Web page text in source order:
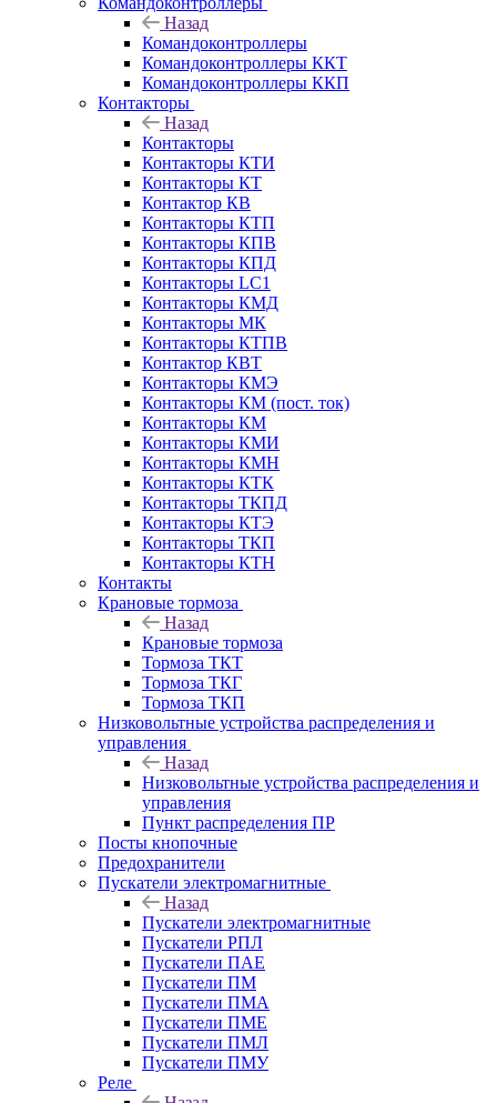
Назад
Командоконтроллеры
Командоконтроллеры ККТ
Командоконтроллеры ККП
Контакторы
Назад
Контакторы
Контакторы КТИ
Контакторы КТ
Контактор КВ
Контакторы КТП
Контакторы КПВ
Контакторы КПД
Контакторы LC1
Контакторы КМД
Контакторы МК
Контакторы КТПВ
Контактор КВТ
Контакторы КМЭ
Контакторы КМ (пост. ток)
Контакторы КМ
Контакторы КМИ
Контакторы КМН
Контакторы КТК
Контакторы ТКПД
Контакторы КТЭ
Контакторы ТКП
Контакторы КТН
Контакты
Крановые тормоза
Назад
Крановые тормоза
Тормоза ТКТ
Тормоза ТКГ
Тормоза ТКП
Низковольтные устройства распределения и
управления
Назад
Низковольтные устройства распределения и
управления
Пункт распределения ПР
Посты кнопочные
Предохранители
Пускатели электромагнитные
Назад
Пускатели электромагнитные
Пускатели РПЛ
Пускатели ПАЕ
Пускатели ПМ
Пускатели ПМА
Пускатели ПМЕ
Пускатели ПМЛ
Пускатели ПМУ
Реле